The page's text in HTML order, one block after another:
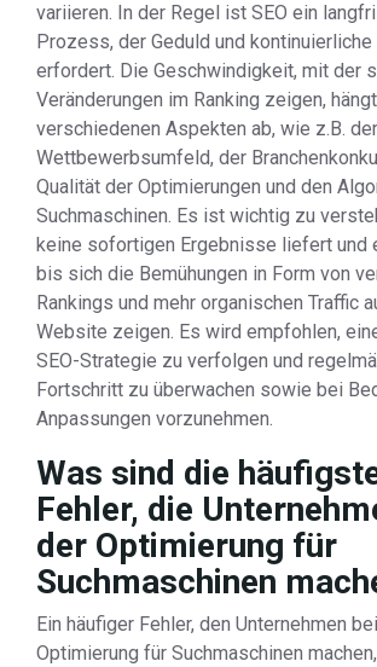
variieren. In der Regel ist SEO ein
Prozess, der Geduld und
erfordert. Die Geschwindigkeit, mit der
Veränderungen im Ranking zeigen,
verschiedenen Aspekten ab, wie z.B.
Wettbewerbsumfeld, der
Qualität der Optimierungen und den
Suchmaschinen. Es ist wichtig zu
keine sofortigen Ergebnisse liefert und
bis sich die Bemühungen in Form von
Rankings und mehr organischen Traffic
Website zeigen. Es wird empfohlen,
SEO-Strategie zu verfolgen und
Fortschritt zu überwachen sowie bei
Anpassungen vorzunehmen.
Was sind die
Fehler, die
der Optimierung für
Suchmaschinen
Ein häufiger Fehler, den Unternehmen
Optimierung für Suchmaschinen